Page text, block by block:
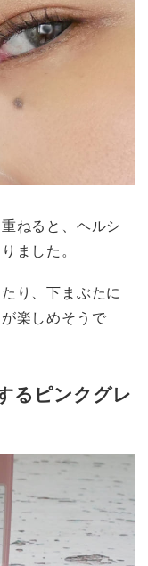
ねると、ヘルシ
ました。
り、下まぶたに
楽しめそうで
るピンクグレ